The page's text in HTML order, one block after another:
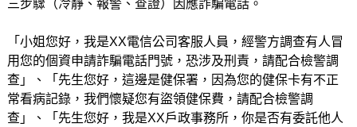
三步驟（冷靜、報警、查證）因應詐騙電話。
「小姐您好，我是XX電信公司客服人員，經警方調查有人冒
用您的個資申請詐騙電話門號，恐涉及刑責，請配合檢警調
查」、「先生您好，這邊是健保署，因為您的健保卡有不正
常看病記錄，我們懷疑您有盜領健保費，請配合檢警調
查」、「先生您好，我是XX戶政事務所，你是否有委託他人